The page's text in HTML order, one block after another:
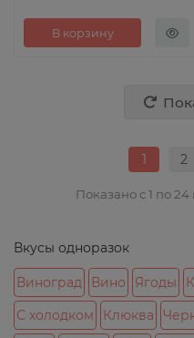
В корзину
1 2
Показано с 1 по 24
Вкусы одноразок
Виноград Вино Ягоды
С холодком
Клюква